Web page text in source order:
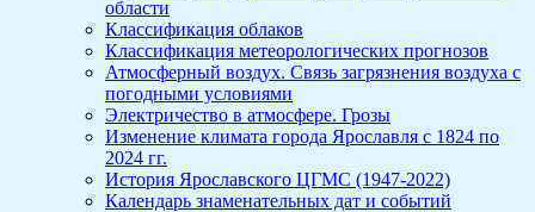
области
Классификация облаков
Классификация метеорологических прогнозов
Атмосферный воздух. Связь загрязнения воздуха с
погодными условиями
Электричество в атмосфере. Грозы
Изменение климата города Ярославля с 1824 по
2024 гг.
История Ярославского ЦГМС (1947-2022)
Календарь знаменательных дат и событий